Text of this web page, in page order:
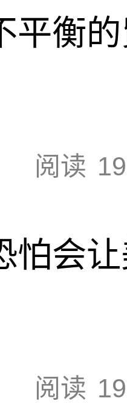
衡的
阅读
怕会
阅读